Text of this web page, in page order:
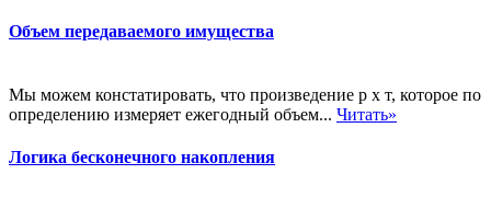
Объем передаваемого имущества
Мы можем констатировать, что произведение р х т, которое по
определению измеряет ежегодный объем... Читать»
Логика бесконечного накопления